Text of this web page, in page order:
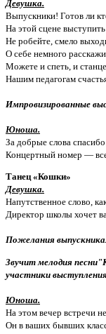
Девушка.
Выпускники! Готов ли
На этой сцене
Не робейте, смело
О себе немного
Можете и спеть, и
Нашим педагогам
Импровизированные
Юноша.
За добрые слова
Концертный номер —
Танец «Кошки»
Девушка.
Напутственное слово,
Директор школы хочет
Пожелания
Звучит мелодия
участники
Юноша.
На этом вечер встречи
Он в ваших бывших